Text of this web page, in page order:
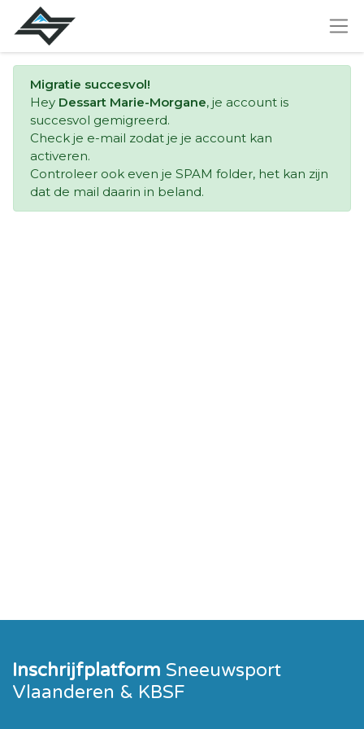
Migratie succesvol!
Hey Dessart Marie-Morgane, je account is
succesvol gemigreerd.
Check je e-mail zodat je je account kan
activeren.
Controleer ook even je SPAM folder, het kan zijn
dat de mail daarin in beland.
Inschrijfplatform Sneeuwsport
Vlaanderen & KBSF